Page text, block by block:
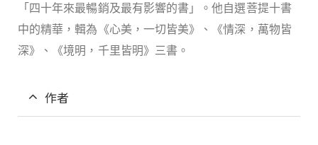
「四十年來最暢銷及最有影響的書」。他自選菩提十書
中的精華，輯為《心美，一切皆美》、《情深，萬物皆
深》、《境明，千里皆明》三書。
作者